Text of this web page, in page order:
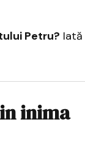
Petru? Iată
inima